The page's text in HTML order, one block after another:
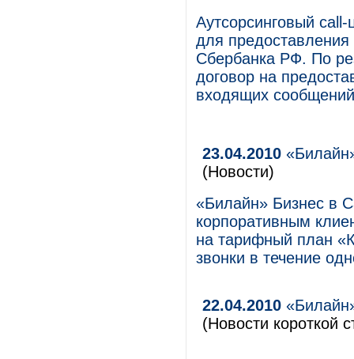
Аутсорсинговый
для предоставления
Сбербанка РФ. По
договор на
входящих
23.04.2010
(Новости)
«Билайн» Бизнес в
корпоративным
на тарифный план
звонки в течение
22.04.2010
(Новости короткой